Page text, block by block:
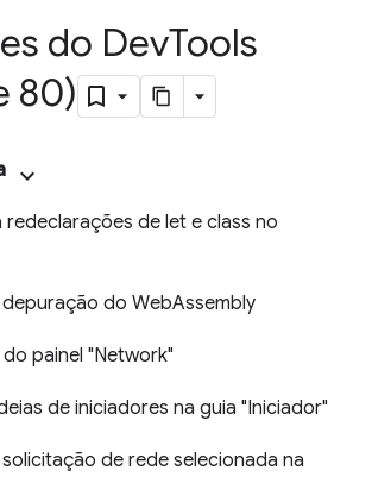
do DevTools
80)
de let e class no
do WebAssembly
painel "Network"
de iniciadores na guia "Iniciador"
de rede selecionada na